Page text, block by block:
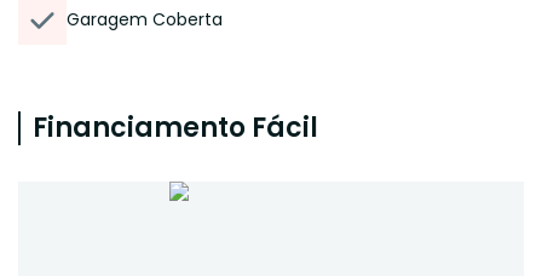
Garagem Coberta
Financiamento Fácil